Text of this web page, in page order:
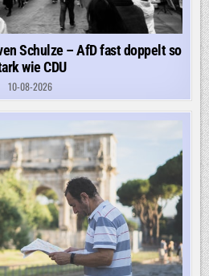
Schulze – AfD fast doppelt so
wie CDU
10-08-2026